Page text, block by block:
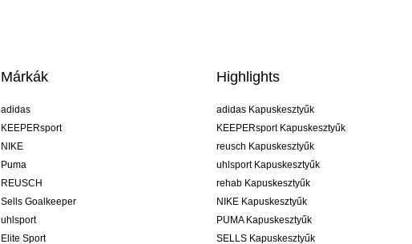
Márkák
adidas
KEEPERsport
NIKE
Puma
REUSCH
Sells Goalkeeper
uhlsport
Elite Sport
Highlights
adidas Kapuskesztyűk
KEEPERsport Kapuskesztyűk
reusch Kapuskesztyűk
uhlsport Kapuskesztyűk
rehab Kapuskesztyűk
NIKE Kapuskesztyűk
PUMA Kapuskesztyűk
SELLS Kapuskesztyűk